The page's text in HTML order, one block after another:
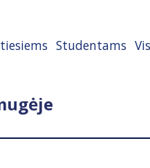
Studentams